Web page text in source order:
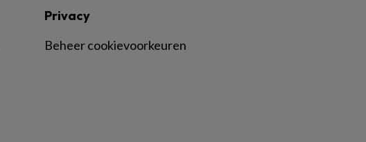
Privacy
Beheer cookievoorkeuren